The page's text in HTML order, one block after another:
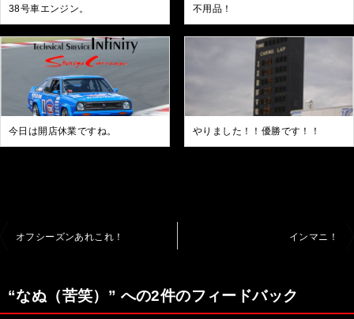
38号車エンジン。 不用品！
今日は開店休業ですね。 やりました！！優勝です！！
ビ
オフシーズンあれこれ！ インマニ！
“なぬ（苦笑）” への2件のフィードバック